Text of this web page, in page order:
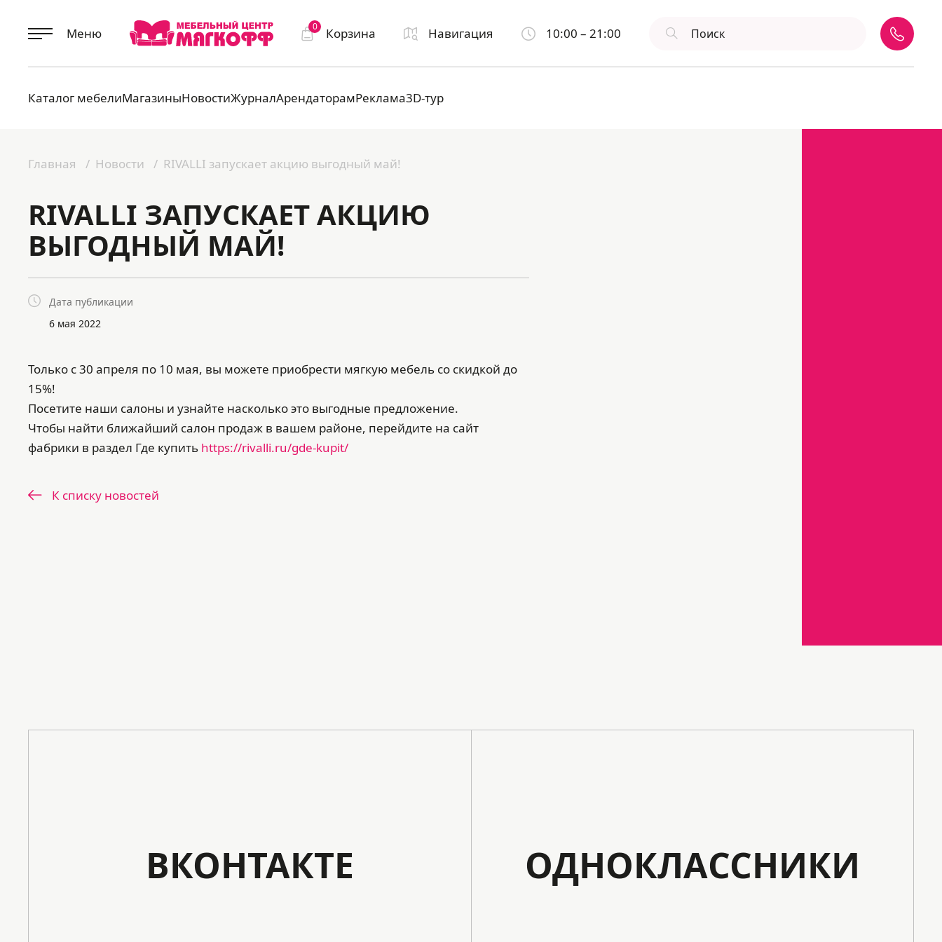
Меню 0 Корзина Навигация 10:00 – 21:00
Каталог мебелиМагазиныНовостиЖурналАрендаторамРеклама3D-тур
Главная Новости RIVALLI запускает акцию выгодный май!
RIVALLI ЗАПУСКАЕТ АКЦИЮ
ВЫГОДНЫЙ МАЙ!
Дата публикации
6 мая 2022
Только с 30 апреля по 10 мая, вы можете приобрести мягкую мебель со скидкой до
15%!
Посетите наши салоны и узнайте насколько это выгодные предложение.
Чтобы найти ближайший салон продаж в вашем районе, перейдите на сайт
фабрики в раздел Где купить https://rivalli.ru/gde-kupit/
К списку новостей
ВКОНТАКТЕ ОДНОКЛАССНИКИ